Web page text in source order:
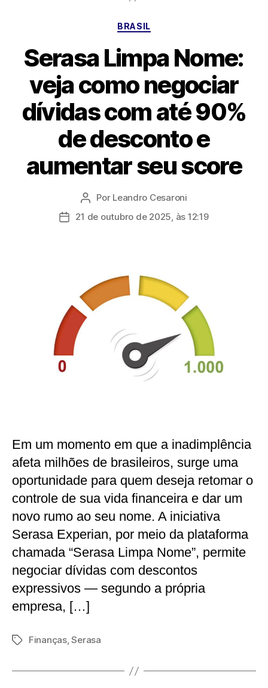
Categorias
BRASIL
Serasa Limpa Nome:
veja como negociar
dívidas com até 90%
de desconto e
aumentar seu score
Autor
do
Por Leandro Cesaroni
Data21 de outubro de 2025, às 12:19
Em um momento em que a inadimplência
afeta milhões de brasileiros, surge uma
oportunidade para quem deseja retomar o
controle de sua vida financeira e dar um
novo rumo ao seu nome. A iniciativa
Serasa Experian, por meio da plataforma
chamada “Serasa Limpa Nome”, permite
negociar dívidas com descontos
expressivos — segundo a própria
empresa, […]
TagsFinanças,Serasa